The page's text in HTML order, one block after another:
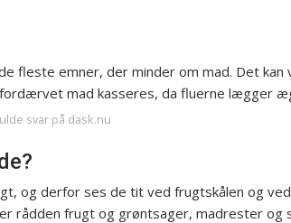
fleste emner, der minder om mad. Det
mad kasseres, da fluerne lægger
svar på dask.nu
og derfor ses de tit ved frugtskålen og ved
rådden frugt og grøntsager, madrester og